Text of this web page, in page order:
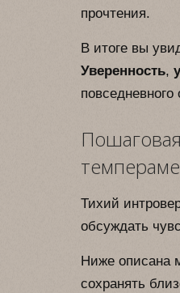
прочтения.
В итоге вы
Уверенность,
Тихий
обсуждать
Ниже описана
сохранять